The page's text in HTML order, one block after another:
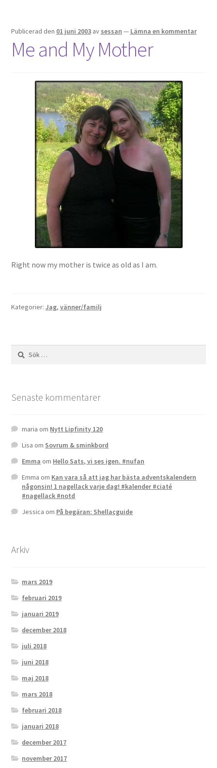
Publicerad den 01 juni 2003 av sessan — Lämna en kommentar
Me and My Mother
Right now my mother is twice as old as I am.
Kategorier: Jag, vänner/familj
Sök
efter:
Senaste kommentarer
maria om Nytt Lipfinity 120
Lisa om Sovrum & sminkbord
Emma om Hello Sats, vi ses igen. #nufan
Emma om Kan vara så att jag har bästa adventskalendern
någonsin! 1 nagellack varje dag! #kalender #ciaté
#nagellack #notd
Jessica om På begäran: Shellacguide
Arkiv
mars 2019
februari 2019
januari 2019
december 2018
juli 2018
juni 2018
maj 2018
mars 2018
februari 2018
januari 2018
december 2017
november 2017